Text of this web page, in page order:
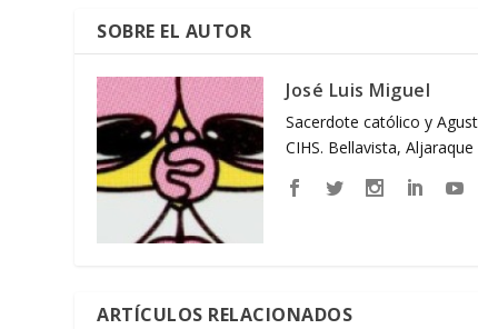
SOBRE EL AUTOR
José Luis Miguel
Sacerdote católico y
CIHS. Bellavista, Aljaraque
ARTÍCULOS RELACIONADOS